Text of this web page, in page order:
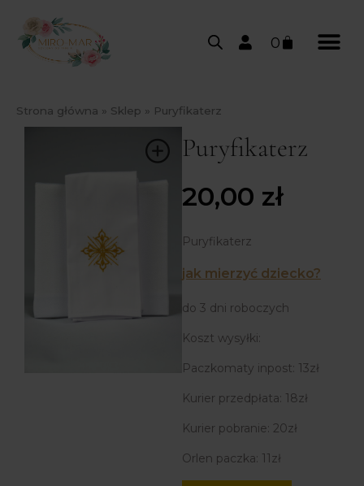
0
Strona główna » Sklep » Puryfikaterz
Puryfikaterz
20,00 zł
Puryfikaterz
jak mierzyć dziecko?
do 3 dni roboczych
Koszt wysyłki:
Paczkomaty inpost: 13zł
Kurier przedpłata: 18zł
Kurier pobranie: 20zł
Orlen paczka: 11zł